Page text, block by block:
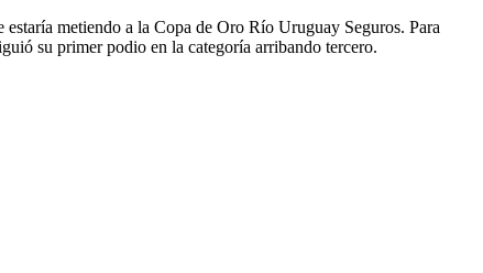
metiendo a la Copa de Oro Río Uruguay Seguros. Para
su primer podio en la categoría arribando tercero.